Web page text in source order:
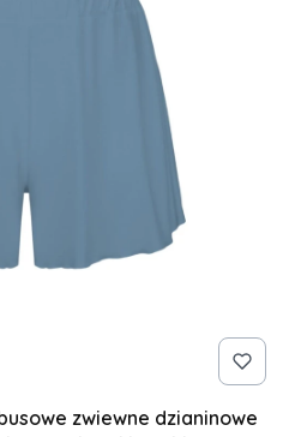
zwiewne dzianinowe